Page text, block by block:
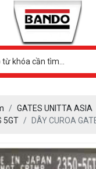
GATES UNITTA ASIA
5GT
DÂY CUROA